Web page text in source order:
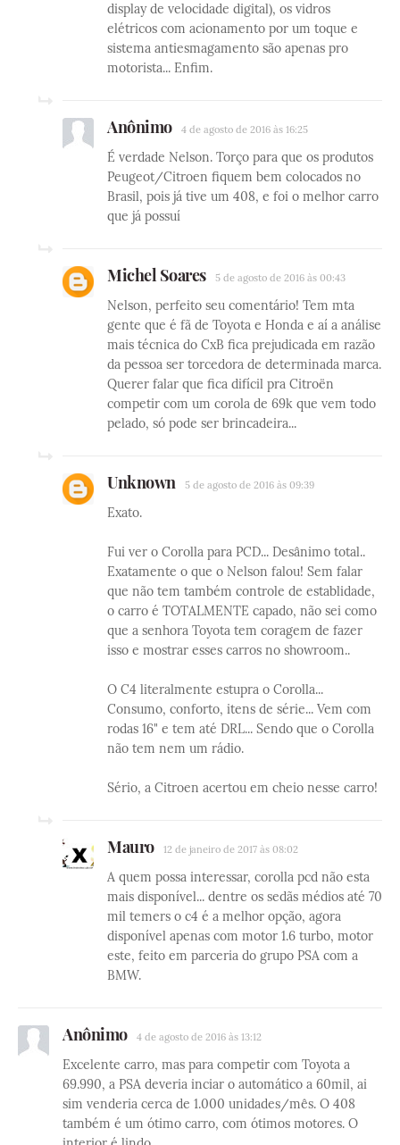
display de velocidade digital), os vidros
elétricos com acionamento por um toque e
sistema antiesmagamento são apenas pro
motorista... Enfim.
Anônimo 4 de agosto de 2016 às 16:25
É verdade Nelson. Torço para que os produtos
Peugeot/Citroen fiquem bem colocados no
Brasil, pois já tive um 408, e foi o melhor carro
que já possuí
Michel Soares 5 de agosto de 2016 às 00:43
Nelson, perfeito seu comentário! Tem mta
gente que é fã de Toyota e Honda e aí a análise
mais técnica do CxB fica prejudicada em razão
da pessoa ser torcedora de determinada marca.
Querer falar que fica difícil pra Citroën
competir com um corola de 69k que vem todo
pelado, só pode ser brincadeira...
Unknown 5 de agosto de 2016 às 09:39
Exato.
Fui ver o Corolla para PCD... Desânimo total..
Exatamente o que o Nelson falou! Sem falar
que não tem também controle de establidade,
o carro é TOTALMENTE capado, não sei como
que a senhora Toyota tem coragem de fazer
isso e mostrar esses carros no showroom..
O C4 literalmente estupra o Corolla...
Consumo, conforto, itens de série... Vem com
rodas 16" e tem até DRL... Sendo que o Corolla
não tem nem um rádio.
Sério, a Citroen acertou em cheio nesse carro!
Mauro 12 de janeiro de 2017 às 08:02
A quem possa interessar, corolla pcd não esta
mais disponível... dentre os sedãs médios até 70
mil temers o c4 é a melhor opção, agora
disponível apenas com motor 1.6 turbo, motor
este, feito em parceria do grupo PSA com a
BMW.
Anônimo 4 de agosto de 2016 às 13:12
Excelente carro, mas para competir com Toyota a
69.990, a PSA deveria inciar o automático a 60mil, ai
sim venderia cerca de 1.000 unidades/mês. O 408
também é um ótimo carro, com ótimos motores. O